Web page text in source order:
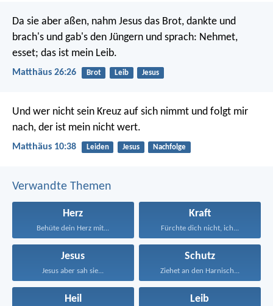
Da sie aber aßen, nahm Jesus das Brot, dankte und
brach's und gab's den Jüngern und sprach: Nehmet,
esset; das ist mein Leib.
Matthäus 26:26 Brot Leib Jesus
Und wer nicht sein Kreuz auf sich nimmt und folgt mir
nach, der ist mein nicht wert.
Matthäus 10:38 Leiden Jesus Nachfolge
Verwandte Themen
Herz
Behüte dein Herz mit...
Kraft
Fürchte dich nicht, ich...
Jesus
Jesus aber sah sie...
Schutz
Ziehet an den Harnisch...
Heil Leib